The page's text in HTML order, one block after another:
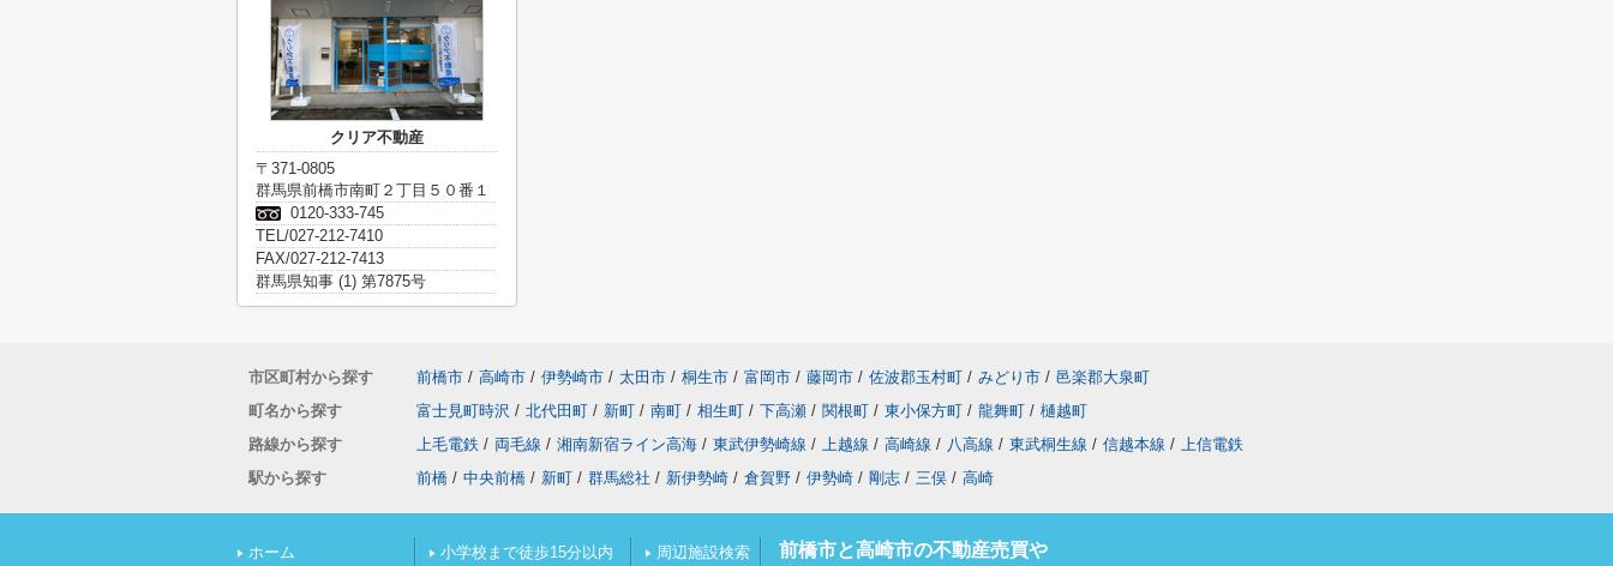
クリア不動産
〒371-0805
群馬県前橋市南町２丁目５０番１
0120-333-745
TEL/027-212-7410
FAX/027-212-7413
群馬県知事 (1) 第7875号
市区町村から探す 前橋市 / 高崎市 / 伊勢崎市 / 太田市 / 桐生市 / 富岡市 / 藤岡市 / 佐波郡玉村町 / みどり市 / 邑楽郡大泉町
町名から探す
富士見町時沢 / 北代田町 / 新町 / 南町 / 相生町 / 下高瀬 / 関根町 / 東小保方町 / 龍舞町 / 樋越町
路線から探す
上毛電鉄 / 両毛線 / 湘南新宿ライン高海 / 東武伊勢崎線 / 上越線 / 高崎線 / 八高線 / 東武桐生線 / 信越本線 / 上信電鉄
駅から探す
前橋 / 中央前橋 / 新町 / 群馬総社 / 新伊勢崎 / 倉賀野 / 伊勢崎 / 剛志 / 三俣 / 高崎
ホーム 小学校まで徒歩15分以内 周辺施設検索 前橋市と高崎市の不動産売買や